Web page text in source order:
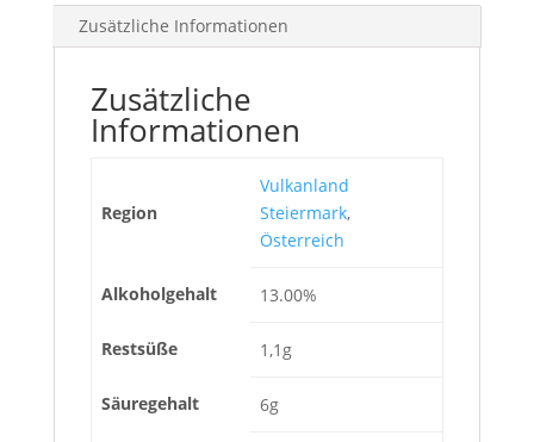
Zusätzliche Informationen
Zusätzliche
Informationen
Region
Vulkanland
Steiermark,
Österreich
Alkoholgehalt 13.00%
Restsüße 1,1g
Säuregehalt 6g